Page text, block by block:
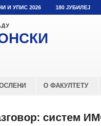
И УПИС 2026 180 ЈУБИЛЕЈ
О ФАКУЛТЕТУ
систем